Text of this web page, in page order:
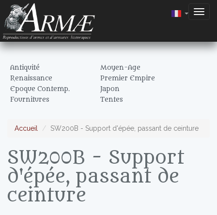
Antiquité
Moyen-Age
Renaissance
Premier Empire
Epoque Contemp.
Japon
Fournitures
Tentes
Accueil SW200B - Support d'épée, passant de ceinture
SW200B - Support
d'épée, passant de
ceinture